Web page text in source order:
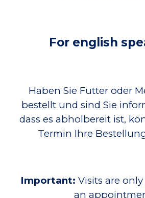
For english
Haben Sie Futter oder
bestellt und sind Sie
dass es abholbereit ist,
Termin Ihre
Important: Visits are
an